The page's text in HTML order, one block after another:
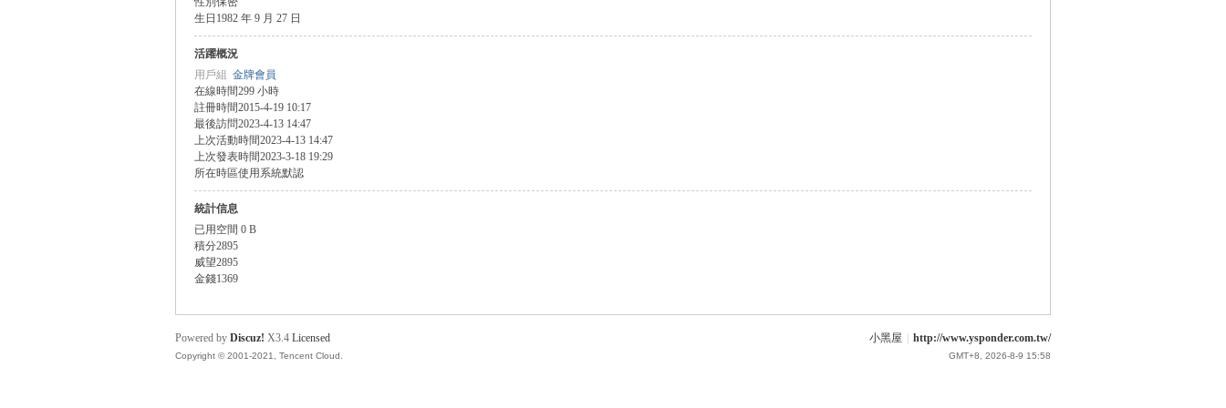
生日 1982 年 9 月 27 日
活躍概況
用戶組 金牌會員
在線時間299 小時
註冊時間2015-4-19 10:17
最後訪問2023-4-13 14:47
上次活動時間2023-4-13 14:47
上次發表時間2023-3-18 19:29
所在時區使用系統默認
統計信息
已用空間 0 B
積分2895
威望2895
金錢1369
小黑屋 http://www.ysponder.com.tw/
GMT+8, 2026-8-9 15:58
Powered by Discuz! X3.4 Licensed
Copyright © 2001-2021, Tencent Cloud.